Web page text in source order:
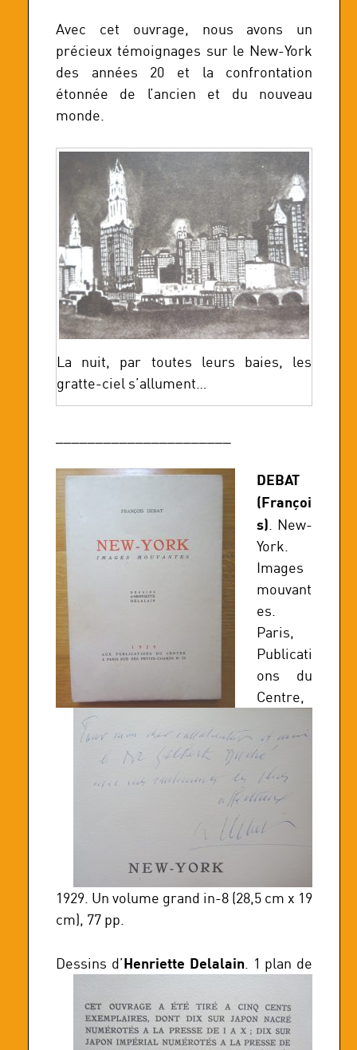
Avec cet ouvrage, nous avons un
précieux témoignages sur le New-York
des années 20 et la confrontation
étonnée de l’ancien et du nouveau
monde.
La nuit, par toutes leurs baies, les
gratte-ciel s’allument…
DEBAT
(Françoi
s). New-
York.
Images
mouvant
es.
Paris,
Publicati
ons du
Centre,
1929. Un volume grand in-8 (28,5 cm x 19
cm), 77 pp.
Dessins d’Henriette Delalain. 1 plan de